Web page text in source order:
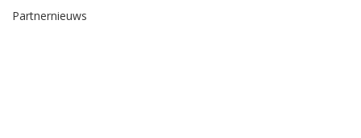
Partnernieuws